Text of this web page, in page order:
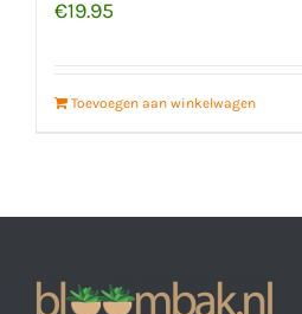
€19.95
Toevoegen aan winkelwagen